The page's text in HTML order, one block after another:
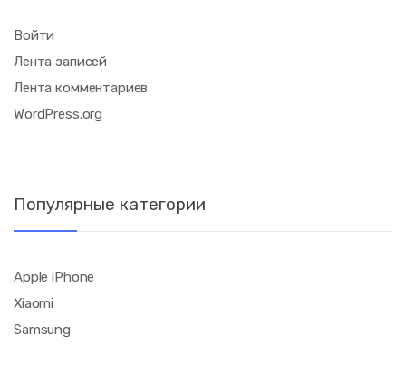
Войти
Лента записей
Лента комментариев
WordPress.org
Популярные категории
Apple iPhone
Xiaomi
Samsung